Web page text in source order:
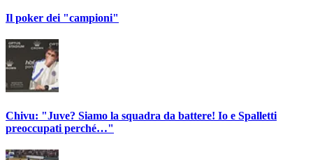
Il poker dei "campioni"
Chivu: "Juve? Siamo la squadra da battere! Io e Spalletti
preoccupati perché…"